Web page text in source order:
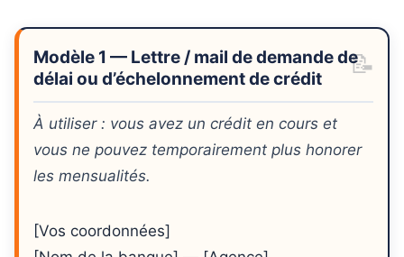
Modèle 1 — Lettre / mail de demande de
délai ou d’échelonnement de crédit
À utiliser : vous avez un crédit en cours et
vous ne pouvez temporairement plus honorer
les mensualités.
[Vos coordonnées]